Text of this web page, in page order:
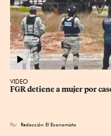
VIDEO
FGR detiene a mujer por
Por Redacción El Economista